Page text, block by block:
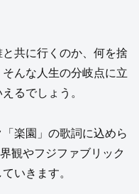
共に行くのか、何を捨
んな人生の分岐点に立
るでしょう。
楽園」の歌詞に込めら
観やフジファブリック
いきます。